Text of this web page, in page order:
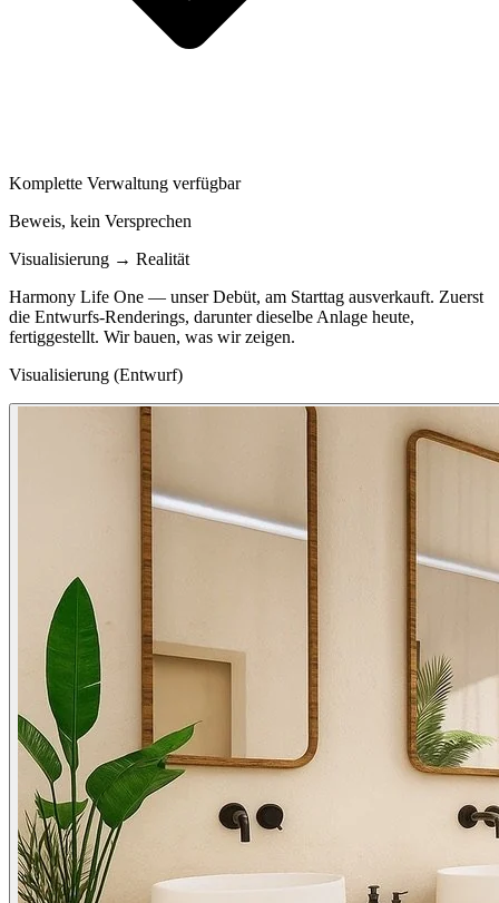
Komplette Verwaltung verfügbar
Beweis, kein Versprechen
Visualisierung → Realität
Harmony Life One — unser Debüt, am Starttag ausverkauft. Zuerst
die Entwurfs-Renderings, darunter dieselbe Anlage heute,
fertiggestellt. Wir bauen, was wir zeigen.
Visualisierung (Entwurf)